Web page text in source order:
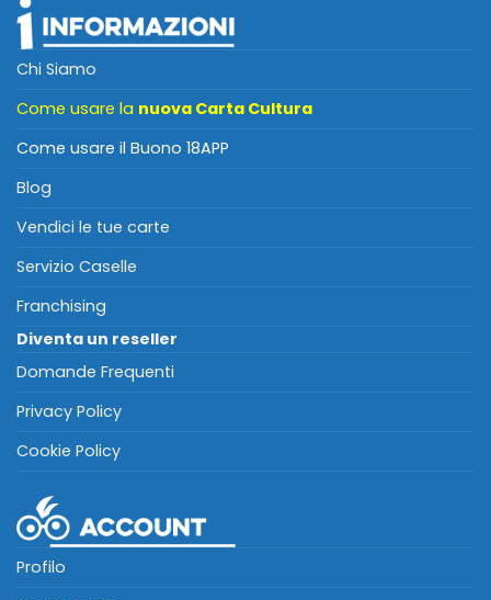
Chi Siamo
Come usare la nuova Carta Cultura
Come usare il Buono 18APP
Blog
Vendici le tue carte
Servizio Caselle
Franchising
Diventa un reseller
Domande Frequenti
Privacy Policy
Cookie Policy
Profilo